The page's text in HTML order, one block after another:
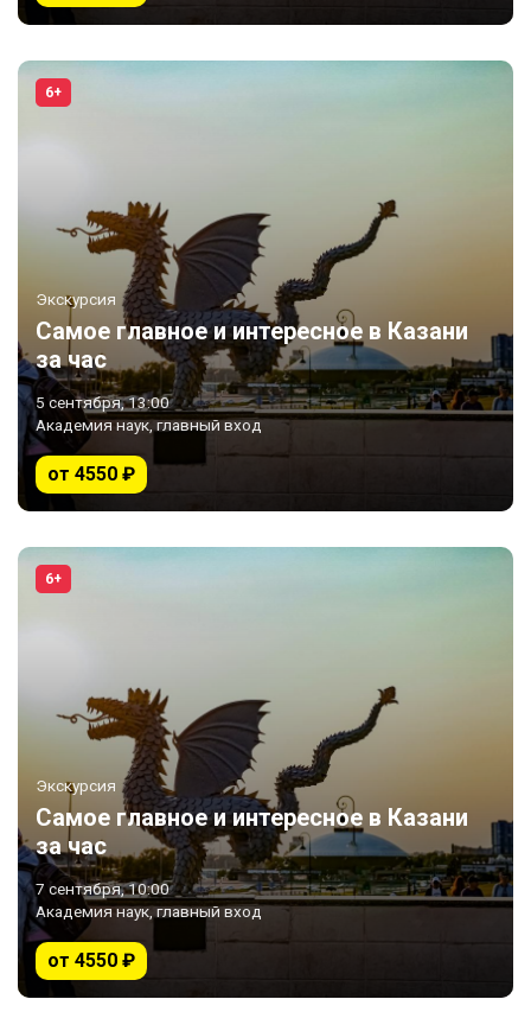
6+
Экскурсия
Самое главное и интересное в Казани
за час
5 сентября, 13:00
Академия наук, главный вход
от 4550 ₽
6+
Экскурсия
Самое главное и интересное в Казани
за час
7 сентября, 10:00
Академия наук, главный вход
от 4550 ₽